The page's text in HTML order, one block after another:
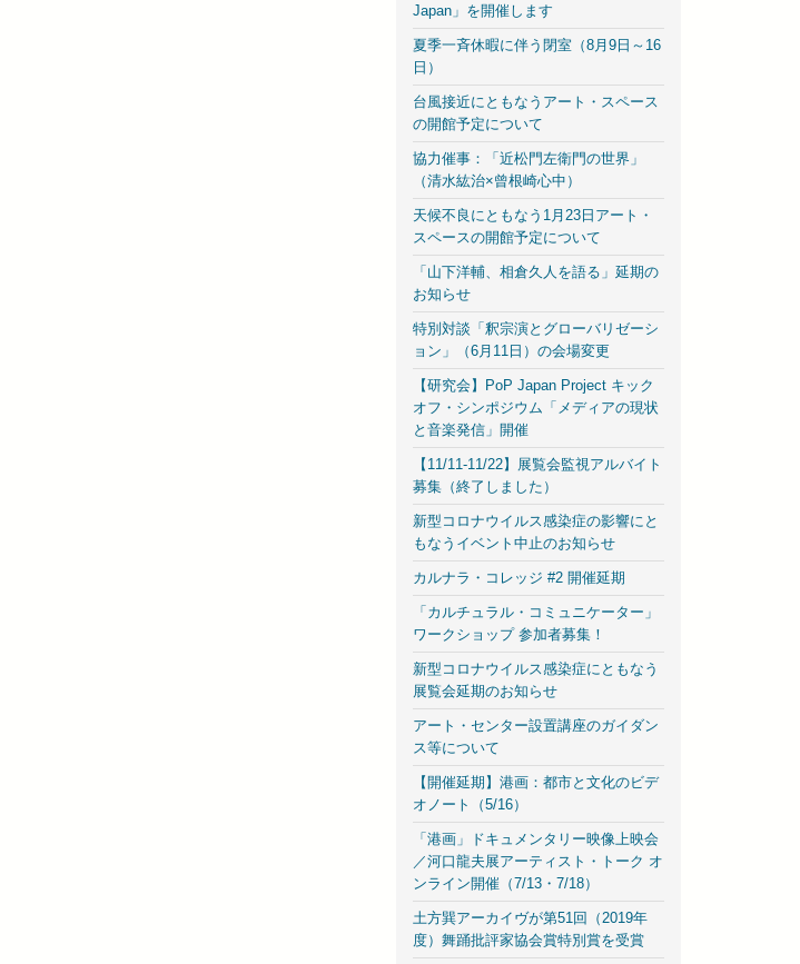
Japan」を開催します
夏季一斉休暇に伴う閉室（8月9日～16
日）
台風接近にともなうアート・スペース
の開館予定について
協力催事：「近松門左衛門の世界」
（清水紘治×曾根崎心中）
天候不良にともなう1月23日アート・
スペースの開館予定について
「山下洋輔、相倉久人を語る」延期の
お知らせ
特別対談「釈宗演とグローバリゼーシ
ョン」（6月11日）の会場変更
【研究会】PoP Japan Project キック
オフ・シンポジウム「メディアの現状
と音楽発信」開催
【11/11-11/22】展覧会監視アルバイト
募集（終了しました）
新型コロナウイルス感染症の影響にと
もなうイベント中止のお知らせ
カルナラ・コレッジ #2 開催延期
「カルチュラル・コミュニケーター」
ワークショップ 参加者募集！
新型コロナウイルス感染症にともなう
展覧会延期のお知らせ
アート・センター設置講座のガイダン
ス等について
【開催延期】港画：都市と文化のビデ
オノート（5/16）
「港画」ドキュメンタリー映像上映会
／河口龍夫展アーティスト・トーク オ
ンライン開催（7/13・7/18）
土方巽アーカイヴが第51回（2019年
度）舞踊批評家協会賞特別賞を受賞